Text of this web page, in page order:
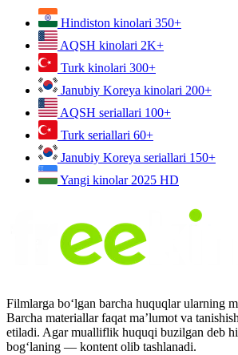
Hindiston kinolari 350+
AQSH kinolari 2K+
Turk kinolari 300+
Janubiy Koreya kinolari 200+
AQSH seriallari 100+
Turk seriallari 60+
Janubiy Koreya seriallari 150+
Yangi kinolar 2025 HD
Filmlarga bo‘lgan barcha huquqlar ularning
Barcha materiallar faqat ma’lumot va
etiladi. Agar mualliflik huquqi buzilgan deb
bog‘laning — kontent olib tashlanadi.